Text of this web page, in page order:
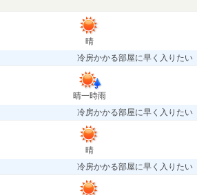
晴
冷房かかる部屋に早く入りたい
晴一時雨
冷房かかる部屋に早く入りたい
晴
冷房かかる部屋に早く入りたい